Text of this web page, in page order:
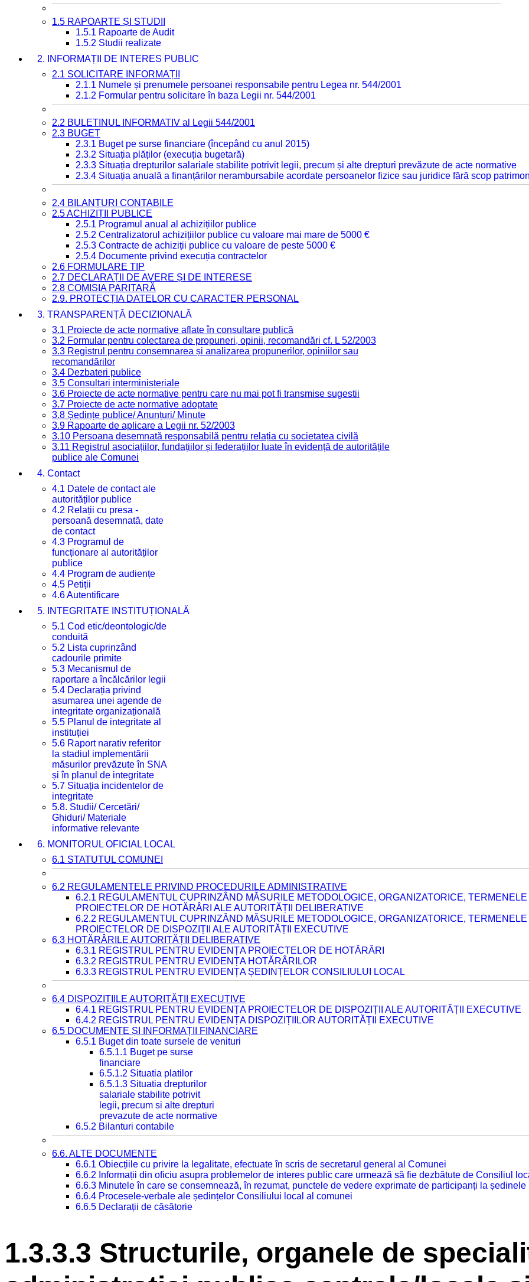
1.5 RAPOARTE ȘI STUDII
1.5.1 Rapoarte de Audit
1.5.2 Studii realizate
2. INFORMAȚII DE INTERES PUBLIC
2.1 SOLICITARE INFORMAȚII
2.1.1 Numele și prenumele persoanei responsabile pentru Legea nr. 544/2001
2.1.2 Formular pentru solicitare în baza Legii nr. 544/2001
2.2 BULETINUL INFORMATIV al Legii 544/2001
2.3 BUGET
2.3.1 Buget pe surse financiare (începând cu anul 2015)
2.3.2 Situația plăților (execuția bugetară)
2.3.3 Situația drepturilor salariale stabilite potrivit legii, precum și alte drepturi prevăzute de acte normative
2.3.4 Situația anuală a finanțărilor nerambursabile acordate persoanelor fizice sau juridice fără scop
2.4 BILANȚURI CONTABILE
2.5 ACHIZIȚII PUBLICE
2.5.1 Programul anual al achizițiilor publice
2.5.2 Centralizatorul achizițiilor publice cu valoare mai mare de 5000 €
2.5.3 Contracte de achiziții publice cu valoare de peste 5000 €
2.5.4 Documente privind execuția contractelor
2.6 FORMULARE TIP
2.7 DECLARAȚII DE AVERE ȘI DE INTERESE
2.8 COMISIA PARITARĂ
2.9. PROTECȚIA DATELOR CU CARACTER PERSONAL
3. TRANSPARENȚĂ DECIZIONALĂ
3.1 Proiecte de acte normative aflate în consultare publică
3.2 Formular pentru colectarea de propuneri, opinii, recomandări cf. L 52/2003
3.3 Registrul pentru consemnarea și analizarea propunerilor, opiniilor sau
recomandărilor
3.4 Dezbateri publice
3.5 Consultari interministeriale
3.6 Proiecte de acte normative pentru care nu mai pot fi transmise sugestii
3.7 Proiecte de acte normative adoptate
3.8 Ședințe publice/ Anunțuri/ Minute
3.9 Rapoarte de aplicare a Legii nr. 52/2003
3.10 Persoana desemnată responsabilă pentru relația cu societatea civilă
3.11 Registrul asociațiilor, fundațiilor și federațiilor luate în evidență de autoritățile
publice ale Comunei
4. Contact
4.1 Datele de contact ale
autorităților publice
4.2 Relații cu presa -
persoană desemnată, date
de contact
4.3 Programul de
funcționare al autorităților
publice
4.4 Program de audiențe
4.5 Petiții
4.6 Autentificare
5. INTEGRITATE INSTITUȚIONALĂ
5.1 Cod etic/deontologic/de
conduită
5.2 Lista cuprinzând
cadourile primite
5.3 Mecanismul de
raportare a încălcărilor legii
5.4 Declarația privind
asumarea unei agende de
integritate organizațională
5.5 Planul de integritate al
instituției
5.6 Raport narativ referitor
la stadiul implementării
măsurilor prevăzute în SNA
și în planul de integritate
5.7 Situația incidentelor de
integritate
5.8. Studii/ Cercetări/
Ghiduri/ Materiale
informative relevante
6. MONITORUL OFICIAL LOCAL
6.1 STATUTUL COMUNEI
6.2 REGULAMENTELE PRIVIND PROCEDURILE ADMINISTRATIVE
6.2.1 REGULAMENTUL CUPRINZÂND MĂSURILE METODOLOGICE, ORGANIZATORICE,
PROIECTELOR DE HOTĂRÂRI ALE AUTORITĂȚII DELIBERATIVE
6.2.2 REGULAMENTUL CUPRINZÂND MĂSURILE METODOLOGICE, ORGANIZATORICE,
PROIECTELOR DE DISPOZIȚII ALE AUTORITĂȚII EXECUTIVE
6.3 HOTĂRÂRILE AUTORITĂȚII DELIBERATIVE
6.3.1 REGISTRUL PENTRU EVIDENȚA PROIECTELOR DE HOTĂRÂRI
6.3.2 REGISTRUL PENTRU EVIDENȚA HOTĂRÂRILOR
6.3.3 REGISTRUL PENTRU EVIDENȚA ȘEDINȚELOR CONSILIULUI LOCAL
6.4 DISPOZIȚIILE AUTORITĂȚII EXECUTIVE
6.4.1 REGISTRUL PENTRU EVIDENȚA PROIECTELOR DE DISPOZIȚII ALE AUTORITĂȚII EXECUTIVE
6.4.2 REGISTRUL PENTRU EVIDENȚA DISPOZIȚIILOR AUTORITĂȚII EXECUTIVE
6.5 DOCUMENTE ȘI INFORMAȚII FINANCIARE
6.5.1 Buget din toate sursele de venituri
6.5.1.1 Buget pe surse
financiare
6.5.1.2 Situatia platilor
6.5.1.3 Situatia drepturilor
salariale stabilite potrivit
legii, precum si alte drepturi
prevazute de acte normative
6.5.2 Bilanturi contabile
6.6. ALTE DOCUMENTE
6.6.1 Obiecțiile cu privire la legalitate, efectuate în scris de secretarul general al Comunei
6.6.2 Informații din oficiu asupra problemelor de interes public care urmează să fie dezbătute de Consiliul
6.6.3 Minutele în care se consemnează, în rezumat, punctele de vedere exprimate de participanți la ședinele
6.6.4 Procesele-verbale ale ședințelor Consiliului local al comunei
6.6.5 Declarații de căsătorie
1.3.3.3 Structurile, organele de